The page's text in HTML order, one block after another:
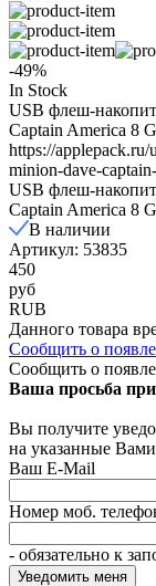
-49%
In Stock
USB флеш-
Captain America 8
https://applepack.ru/
minion-dave-
USB флеш-
Captain America 8
В наличии
Артикул: 53835
450
руб
RUB
Данного товара
Сообщить о
Сообщить о
Ваша просьба
Вы получите
на указанные
Ваш E-Mail
Номер моб.
- обязательно к